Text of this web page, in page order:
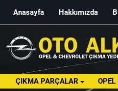
Anasayfa Hakkımızda
ÇIKMA PARÇALAR OPEL